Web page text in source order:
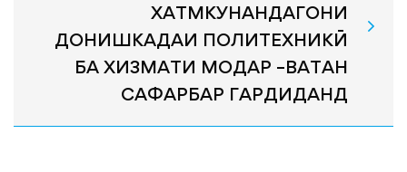
ХАТМКУНАНДАГОНИ
ДОНИШКАДАИ ПОЛИТЕХНИКӢ
БА ХИЗМАТИ МОДАР –ВАТАН
САФАРБАР ГАРДИДАНД